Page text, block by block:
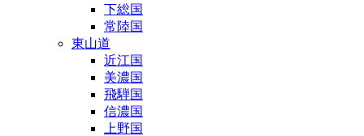
下総国
常陸国
東山道
近江国
美濃国
飛騨国
信濃国
上野国